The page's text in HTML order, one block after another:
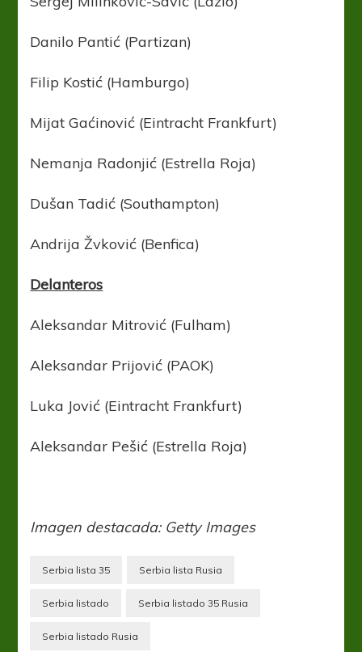
Danilo Pantić (Partizan)
Filip Kostić (Hamburgo)
Mijat Gaćinović (Eintracht Frankfurt)
Nemanja Radonjić (Estrella Roja)
Dušan Tadić (Southampton)
Andrija Žvković (Benfica)
Delanteros
Aleksandar Mitrović (Fulham)
Aleksandar Prijović (PAOK)
Luka Jović (Eintracht Frankfurt)
Aleksandar Pešić (Estrella Roja)
Imagen destacada: Getty Images
Serbia lista 35 Serbia lista Rusia
Serbia listado Serbia listado 35 Rusia
Serbia listado Rusia